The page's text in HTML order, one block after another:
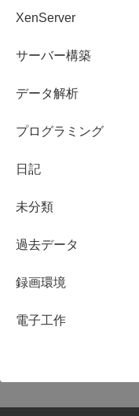
XenServer
サーバー構築
データ解析
プログラミング
日記
未分類
過去データ
録画環境
電子工作